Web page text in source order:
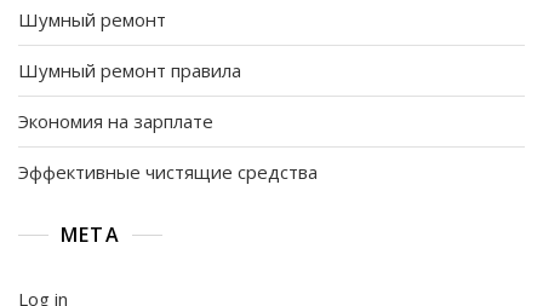
Шумный ремонт
Шумный ремонт правила
Экономия на зарплате
Эффективные чистящие средства
META
Log in